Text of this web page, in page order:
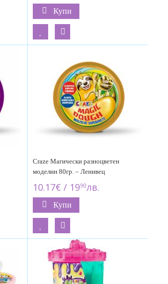
Купи
Craze Магически разноцветен
моделин 80гр. – Ленивец
10.17€ / 1990лв.
Купи